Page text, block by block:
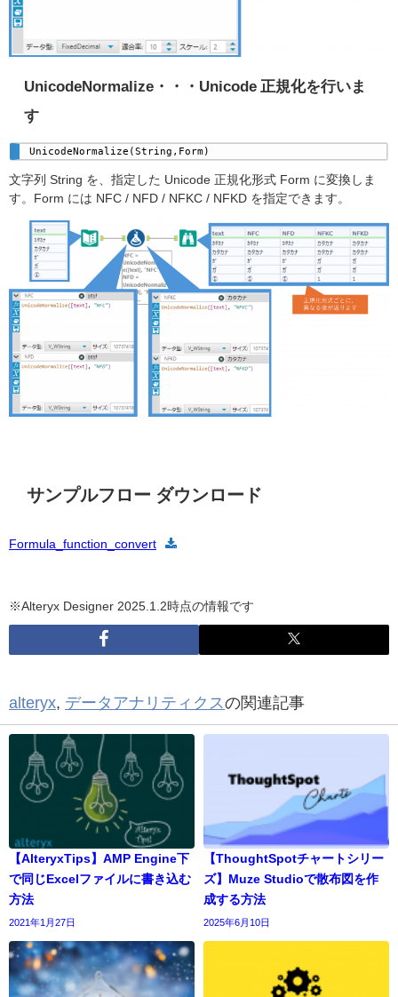
UnicodeNormalize・・・Unicode 正規化を行いま
す
UnicodeNormalize(String,Form)
文字列 String を、指定した Unicode 正規化形式 Form に変換しま
す。Form には NFC / NFD / NFKC / NFKD を指定できます。
サンプルフロー ダウンロード
Formula_function_convert
※Alteryx Designer 2025.1.2時点の情報です
alteryx, データアナリティクスの関連記事
【AlteryxTips】AMP Engine下
で同じExcelファイルに書き込む
方法
2021年1月27日
【ThoughtSpotチャートシリー
ズ】Muze Studioで散布図を作
成する方法
2025年6月10日